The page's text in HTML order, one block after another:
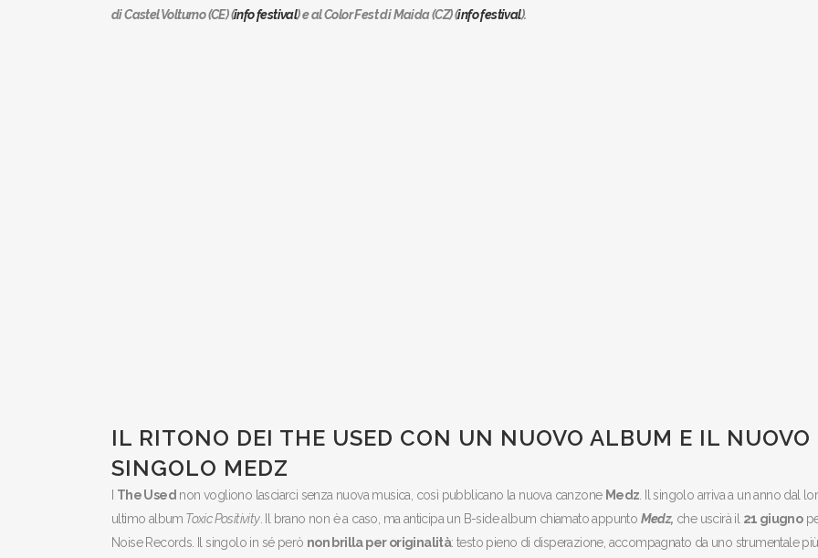
di Castel Volturno (CE) (info festival) e al Color Fest di Maida (CZ) (info festival).
IL RITONO DEI THE USED CON UN NUOVO ALBUM E IL NUOVO
SINGOLO MEDZ
The Used non vogliono lasciarci senza nuova musica, così pubblicano la nuova canzone Medz . Il singolo arriva a un anno dal
ultimo album Toxic Positivity. Il brano non è a caso, ma anticipa un B-side album chiamato appunto Medz, che uscirà il 21 giugno
Noise Records. Il singolo in sé però non brilla per originalità: testo pieno di disperazione, accompagnato da uno strumentale più